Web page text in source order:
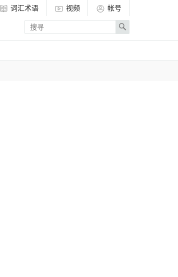
词汇术语 视频
帐号
Enter
search
term
Search